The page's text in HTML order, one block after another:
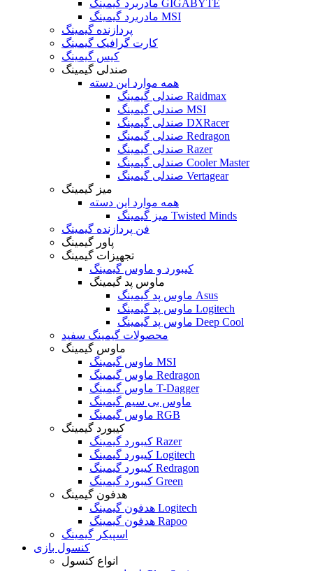
مادربرد گیمینگ GIGABYTE
مادربرد گیمینگ MSI
پردازنده گیمینگ
کارت گرافیک گیمینگ
کیس گیمینگ
صندلی گیمینگ
همه موارد این دسته
صندلی گیمینگ Raidmax
صندلی گیمینگ MSI
صندلی گیمینگ DXRacer
صندلی گیمینگ Redragon
صندلی گیمینگ Razer
صندلی گیمینگ Cooler Master
صندلی گیمینگ Vertagear
میز گیمینگ
همه موارد این دسته
میز گیمینگ Twisted Minds
فن پردازنده گیمینگ
پاور گیمینگ
تجهیزات گیمینگ
کیبورد و ماوس گیمینگ
ماوس پد گیمینگ
ماوس پد گیمینگ Asus
ماوس پد گیمینگ Logitech
ماوس پد گیمینگ Deep Cool
محصولات گیمینگ سفید
ماوس گیمینگ
ماوس گیمینگ MSI
ماوس گیمینگ Redragon
ماوس گیمینگ T-Dagger
ماوس بی سیم گیمینگ
ماوس گیمینگ RGB
کیبورد گیمینگ
کیبورد گیمینگ Razer
کیبورد گیمینگ Logitech
کیبورد گیمینگ Redragon
کیبورد گیمینگ Green
هدفون گیمینگ
هدفون گیمینگ Logitech
هدفون گیمینگ Rapoo
اسپیکر گیمینگ
کنسول بازی
انواع کنسول